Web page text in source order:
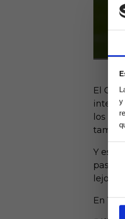
y
El
los
Y es
lejos
En 16